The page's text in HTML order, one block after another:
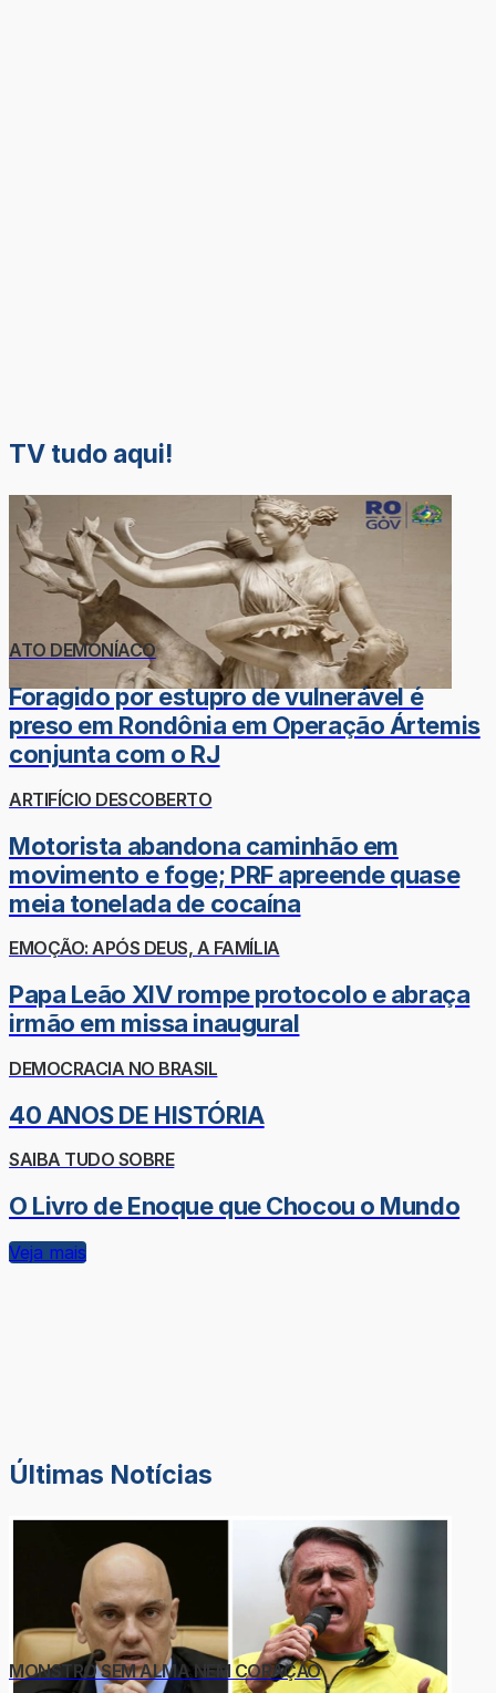
TV tudo aqui!
ATO DEMONÍACO
Foragido por estupro de vulnerável é
preso em Rondônia em Operação Ártemis
conjunta com o RJ
ARTIFÍCIO DESCOBERTO
Motorista abandona caminhão em
movimento e foge; PRF apreende quase
meia tonelada de cocaína
EMOÇÃO: APÓS DEUS, A FAMÍLIA
Papa Leão XIV rompe protocolo e abraça
irmão em missa inaugural
DEMOCRACIA NO BRASIL
40 ANOS DE HISTÓRIA
SAIBA TUDO SOBRE
O Livro de Enoque que Chocou o Mundo
Veja mais
Últimas Notícias
MONSTRO SEM ALMA NEM CORAÇÃO